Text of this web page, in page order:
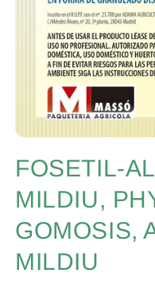
multimedia
1
en
una
modal
FOSETIL-
MILDIU,
GOMOSIS,
MILDIU